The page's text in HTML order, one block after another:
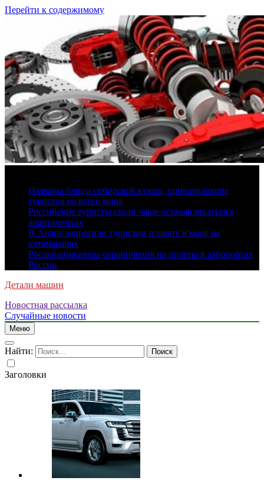
Перейти к содержимому
Названы блюда сибирской кухни, привлекающие
туристов со всего мира
Российские туристы стали чаще останавливаться в
апартаментах
В Анапе запретили туристам плавать в море на
катамаранах
Росавиация ввела ограничения на полеты в аэропортах
России
Детали машин
Новостная рассылка
Случайные новости
Меню
Найти:
Заголовки